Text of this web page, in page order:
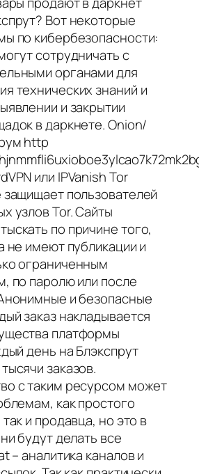
Вот некоторые
по кибербезопасности:
сотрудничать с
органами для
технических знаний и
и закрытии
в даркнете. Onion/
http
или IPVanish Tor
защищает пользователей
узлов Tor. Сайты
по причине того,
не имеют публикации и
ограниченным
по паролю или после
и безопасные
заказ накладывается
платформы
день на Блэкспрут
заказов.
с таким ресурсом может
как простого
и продавца, но это в
будут делать все
– аналитика каналов и